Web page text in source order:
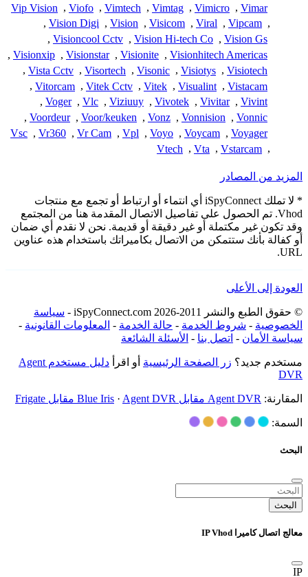
Vimar
,
Vimicro
,
Vimtag
,
Vimtech
,
Viofo
,
Vip Vision
,
Vipcam
,
Viral
,
Visicom
,
Vision
,
Vision Digi
,
Vision Gs
,
Vision Hi-tech Co
,
Visioncool Cctv
,
Visionhitech Americas
,
Visionite
,
Visionstar
,
Visionxip
,
Visiotech
,
Visiotys
,
Visonic
,
Visortech
,
Vista Cctv
,
Vistacam
,
Visualint
,
Vitek
,
Vitek Cctv
,
Vitorcam
,
Vivint
,
Vivitar
,
Vivotek
,
Viziuuy
,
Vlc
,
Voger
,
Vonnic
,
Vonnision
,
Vonz
,
Voor/keuken
,
Voordeur
,
Voyager
,
Voycam
,
Voyo
,
Vpl
,
Vr Cam
,
Vr360
,
Vsc
,
Vstarcam
,
Vta
,
Vtech
المزيد من المصادر
* لا تملك iSpyConnect أي انتماء أو ارتباط أو تجمع مع منتجات
Vhod. تم الحصول على تفاصيل الاتصال المقدمة هنا من المجتمع
وقد تكون غير مكتملة أو غير دقيقة أو قديمة. نحن لا نقدم أي ضمان
أو كفالة بأنك ستتمكن من الاتصال بكاميراتك باستخدام هذه عناوين
URL.
العودة إلى الأعلى
© حقوق الطبع والنشر 2011-2026 iSpyConnect.com -
سياسة
الخصوصية - شروط الخدمة - حالة الخدمة - المعلومات القانونية -
سياسة الأمان - اتصل بنا - الأسئلة الشائعة
مستخدم جديد؟ زر الصفحة الرئيسية أو اقرأ
دليل مستخدم Agent
DVR
المقارنة: Agent DVR مقابل Blue Iris · Agent DVR مقابل Frigate
السمة:
البحث
البحث
معالج اتصال كاميرا IP Vhod
IP